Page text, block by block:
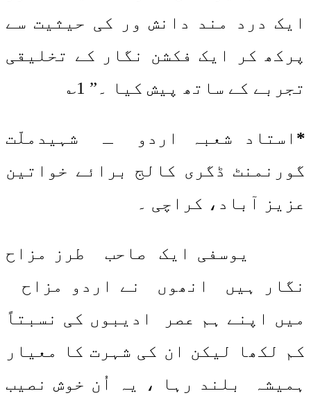
ایک درد مند دانش ور کی حیثیت سے
پرکھ کر ایک فکشن نگار کے تخلیقی
تجربے کے ساتھ پیش کیا ۔” 1؎
* استاد شعبہ اردو ـ شہیدملّت
گورنمنٹ ڈگری کالج برائے خواتین
عزیز آباد، کراچی ۔
یوسفی ایک صاحب طرز مزاح
نگار ہیں انھوں نے اردو مزاح
میں اپنے ہم عصر ادیبوں کی نسبتاً
کم لکھا لیکن ان کی شہرت کا معیار
ہمیشہ بلند رہا ، یہ اُن خوش نصیب